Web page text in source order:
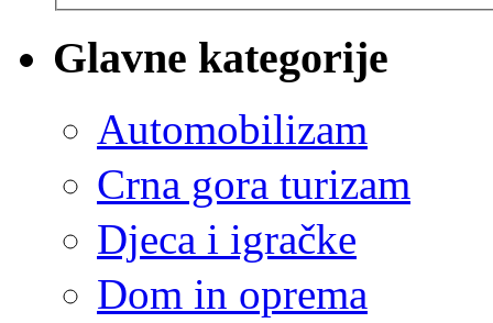
Glavne kategorije
Automobilizam
Crna gora turizam
Djeca i igračke
Dom in oprema